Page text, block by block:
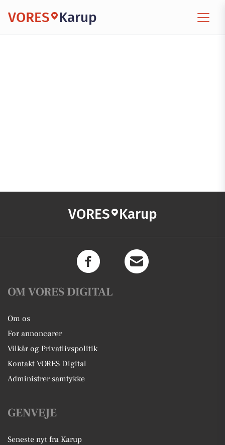
VORES Karup
VORES Karup
OM VORES DIGITAL
Om os
For annoncører
Vilkår og Privatlivspolitik
Kontakt VORES Digital
Administrer samtykke
GENVEJE
Seneste nyt fra Karup